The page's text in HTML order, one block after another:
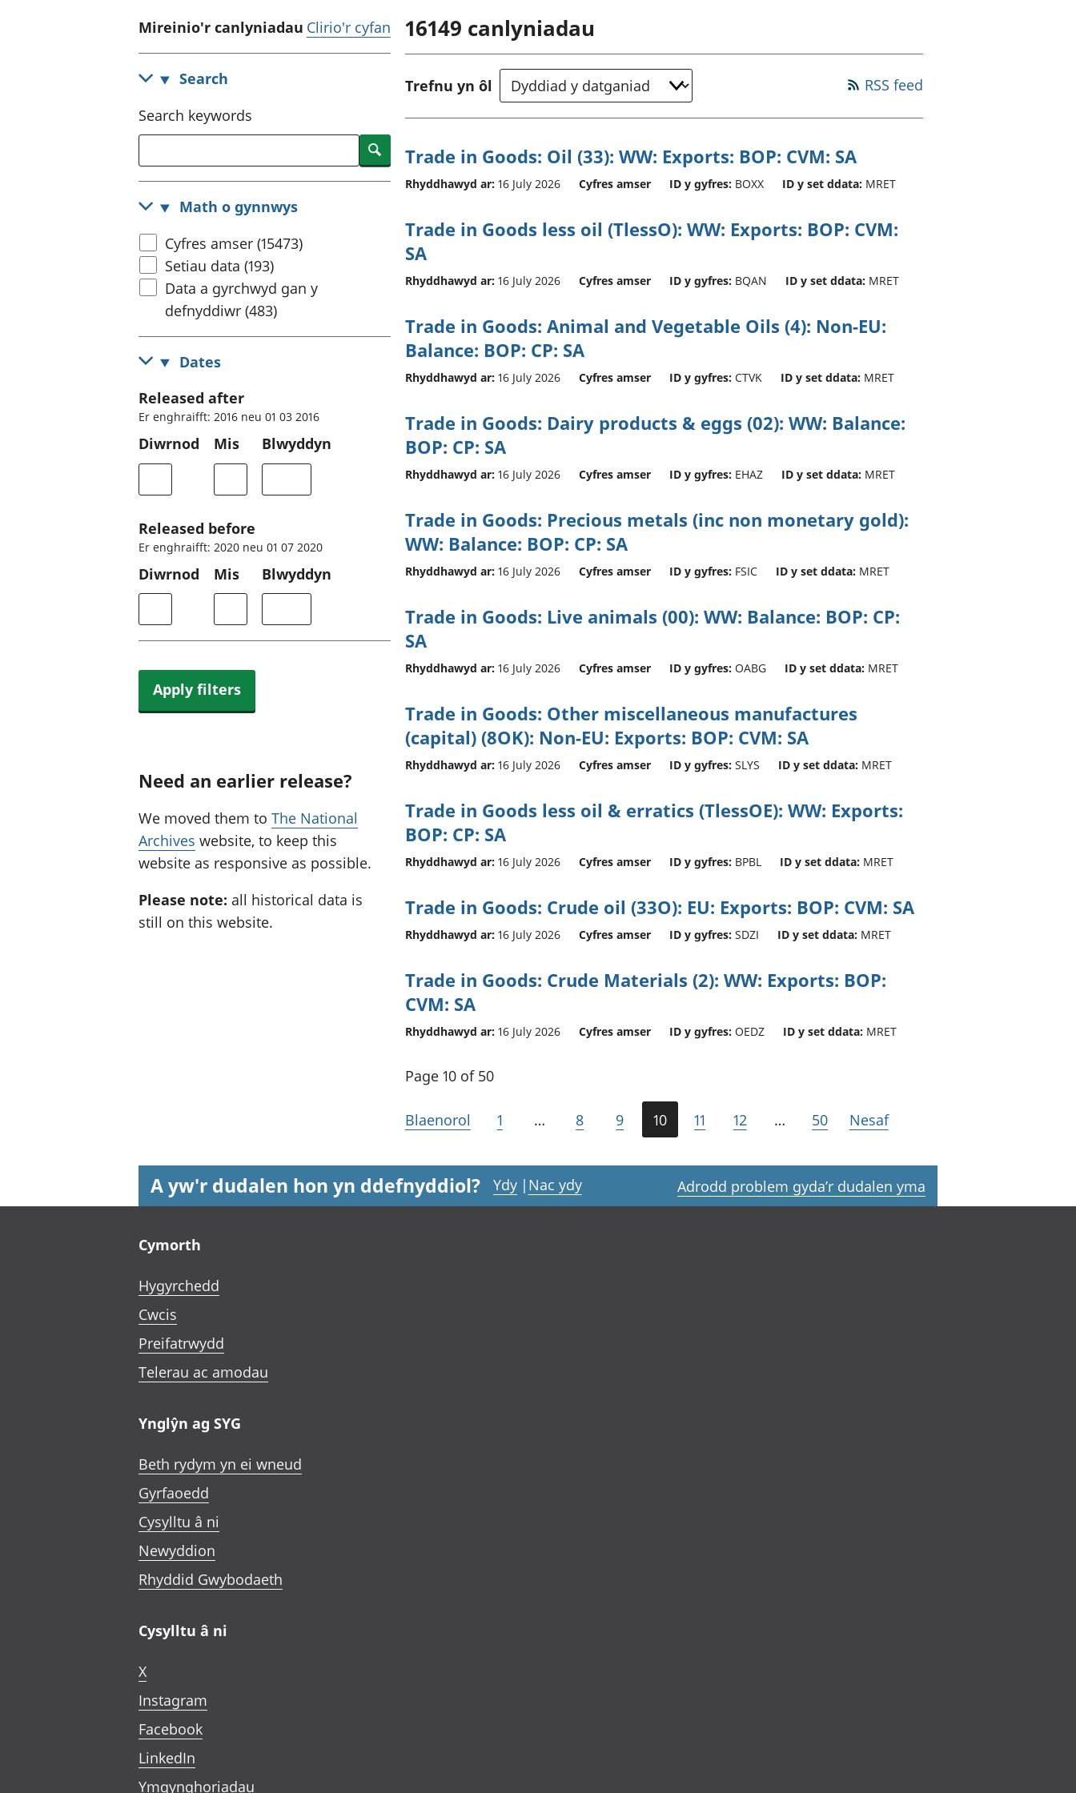
phrisiau
Buddsoddiadau,
pensiynau ac
Cyfrifon gwladol
Mireinio'r canlyniadau Clirio'r cyfan
Search
Search keywords
Search
Math o gynnwys
Cyfres amser (15473)
Setiau data (193)
Data a gyrchwyd gan y
defnyddiwr (483)
Dates
Released after
Er enghraifft: 2016 neu 01 03 2016
Diwrnod Mis Blwyddyn
Released before
Er enghraifft: 2020 neu 01 07 2020
Diwrnod Mis Blwyddyn
Apply filters
Need an earlier release?
We moved them to The National
Archives website, to keep this
website as responsive as possible.
Please note: all historical data is
still on this website.
16149 canlyniadau
Trefnu yn ôl RSS feed
Trade in Goods: Oil (33): WW: Exports: BOP: CVM: SA
Rhyddhawyd ar: 16 July 2026 Cyfres amser ID y gyfres: BOXX ID y set ddata: MRET
Trade in Goods less oil (TlessO): WW: Exports: BOP: CVM:
SA
Rhyddhawyd ar: 16 July 2026 Cyfres amser ID y gyfres: BQAN ID y set ddata: MRET
Trade in Goods: Animal and Vegetable Oils (4): Non-EU:
Balance: BOP: CP: SA
Rhyddhawyd ar: 16 July 2026 Cyfres amser ID y gyfres: CTVK ID y set ddata: MRET
Trade in Goods: Dairy products & eggs (02): WW: Balance:
BOP: CP: SA
Rhyddhawyd ar: 16 July 2026 Cyfres amser ID y gyfres: EHAZ ID y set ddata: MRET
Trade in Goods: Precious metals (inc non monetary gold):
WW: Balance: BOP: CP: SA
Rhyddhawyd ar: 16 July 2026 Cyfres amser ID y gyfres: FSIC ID y set ddata: MRET
Trade in Goods: Live animals (00): WW: Balance: BOP: CP:
SA
Rhyddhawyd ar: 16 July 2026 Cyfres amser ID y gyfres: OABG ID y set ddata: MRET
Trade in Goods: Other miscellaneous manufactures
(capital) (8OK): Non-EU: Exports: BOP: CVM: SA
Rhyddhawyd ar: 16 July 2026 Cyfres amser ID y gyfres: SLYS ID y set ddata: MRET
Trade in Goods less oil & erratics (TlessOE): WW: Exports:
BOP: CP: SA
Rhyddhawyd ar: 16 July 2026 Cyfres amser ID y gyfres: BPBL ID y set ddata: MRET
Trade in Goods: Crude oil (33O): EU: Exports: BOP: CVM: SA
Rhyddhawyd ar: 16 July 2026 Cyfres amser ID y gyfres: SDZI ID y set ddata: MRET
Trade in Goods: Crude Materials (2): WW: Exports: BOP:
CVM: SA
Rhyddhawyd ar: 16 July 2026 Cyfres amser ID y gyfres: OEDZ ID y set ddata: MRET
Page 10 of 50
Blaenorol 1 … 8 9 10 11 12 … 50 Nesaf
A yw'r dudalen hon yn ddefnyddiol? Ydy | Nac ydy Adrodd problem gyda’r dudalen yma
Cymorth
Hygyrchedd
Cwcis
Preifatrwydd
Telerau ac amodau
Ynglŷn ag SYG
Beth rydym yn ei wneud
Gyrfaoedd
Cysylltu â ni
Newyddion
Rhyddid Gwybodaeth
Cysylltu â ni
X
Instagram
Facebook
LinkedIn
Ymgynghoriadau